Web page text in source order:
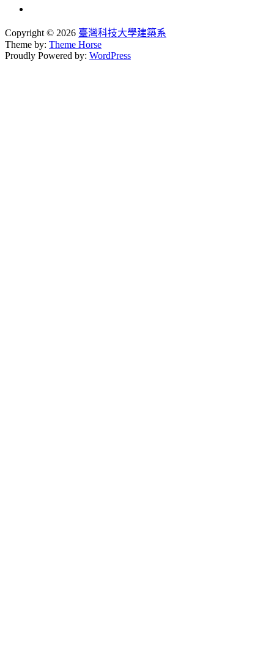
Copyright © 2026 臺灣科技大學建築系
Theme by: Theme Horse
Proudly Powered by: WordPress